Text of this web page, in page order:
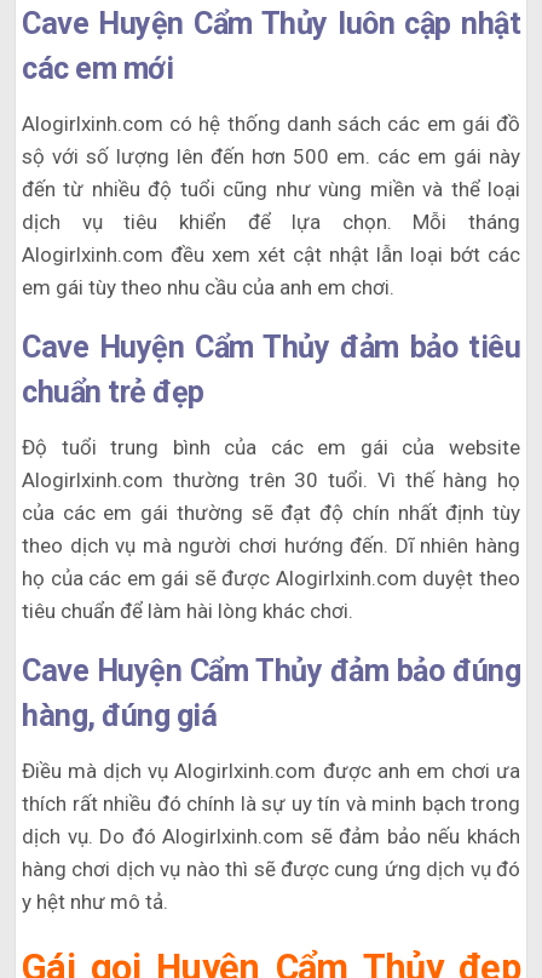
Cave Huyện Cẩm Thủy luôn cập nhật
các em mới
Alogirlxinh.com có hệ thống danh sách các em gái đồ
sộ với số lượng lên đến hơn 500 em. các em gái này
đến từ nhiều độ tuổi cũng như vùng miền và thể loại
dịch vụ tiêu khiển để lựa chọn. Mỗi tháng
Alogirlxinh.com đều xem xét cật nhật lẫn loại bớt các
em gái tùy theo nhu cầu của anh em chơi.
Cave Huyện Cẩm Thủy đảm bảo tiêu
chuẩn trẻ đẹp
Độ tuổi trung bình của các em gái của website
Alogirlxinh.com thường trên 30 tuổi. Vì thế hàng họ
của các em gái thường sẽ đạt độ chín nhất định tùy
theo dịch vụ mà người chơi hướng đến. Dĩ nhiên hàng
họ của các em gái sẽ được Alogirlxinh.com duyệt theo
tiêu chuẩn để làm hài lòng khác chơi.
Cave Huyện Cẩm Thủy đảm bảo đúng
hàng, đúng giá
Điều mà dịch vụ Alogirlxinh.com được anh em chơi ưa
thích rất nhiều đó chính là sự uy tín và minh bạch trong
dịch vụ. Do đó Alogirlxinh.com sẽ đảm bảo nếu khách
hàng chơi dịch vụ nào thì sẽ được cung ứng dịch vụ đó
y hệt như mô tả.
Gái gọi Huyện Cẩm Thủy đẹp